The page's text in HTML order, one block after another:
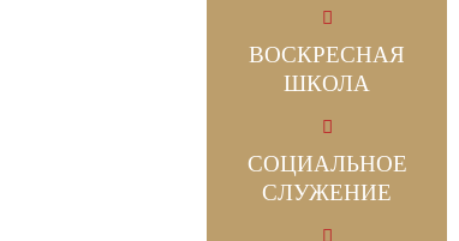
ВОСКРЕСНАЯ
ШКОЛА
СОЦИАЛЬНОЕ
СЛУЖЕНИЕ